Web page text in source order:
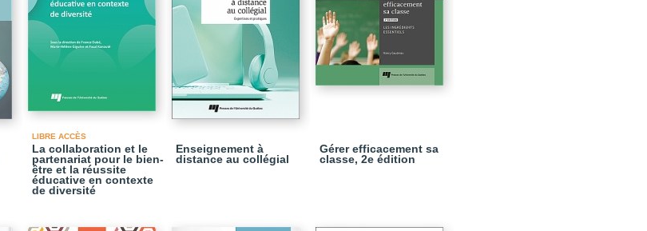
LIBRE ACCÈS
La collaboration et le
partenariat pour le bien-
être et la réussite
éducative en contexte
de diversité
Enseignement à
distance au collégial
Gérer efficacement sa
classe, 2e édition